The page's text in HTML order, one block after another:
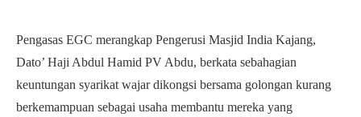
Pengasas EGC merangkap Pengerusi Masjid India Kajang,
Dato’ Haji Abdul Hamid PV Abdu, berkata sebahagian
keuntungan syarikat wajar dikongsi bersama golongan kurang
berkemampuan sebagai usaha membantu mereka yang